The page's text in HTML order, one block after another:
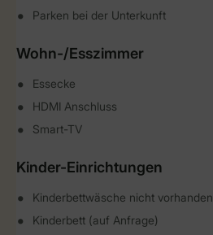
Parken bei der Unterkunft
Wohn-/Esszimmer
Essecke
HDMI Anschluss
Smart-TV
Kinder-Einrichtungen
Kinderbettwäsche nicht vorhanden
Kinderbett (auf Anfrage)